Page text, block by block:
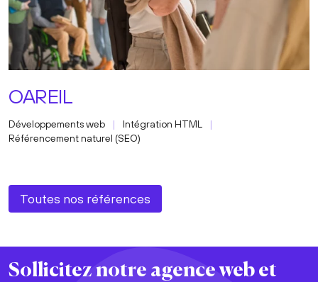
OAREIL
Développements web
Intégration HTML
Référencement naturel (SEO)
Toutes nos références
Sollicitez notre agence web et